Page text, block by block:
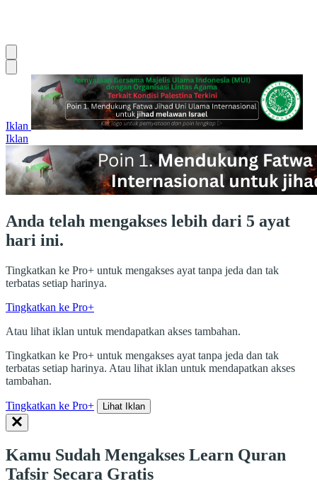
Iklan
Iklan
Anda telah mengakses lebih dari 5 ayat
hari ini.
Tingkatkan ke Pro+ untuk mengakses ayat tanpa jeda dan tak
terbatas setiap harinya.
Tingkatkan ke Pro+
Atau lihat iklan untuk mendapatkan akses tambahan.
Tingkatkan ke Pro+ untuk mengakses ayat tanpa jeda dan tak
terbatas setiap harinya. Atau lihat iklan untuk mendapatkan akses
tambahan.
Tingkatkan ke Pro+ Lihat Iklan
Kamu Sudah Mengakses Learn Quran
Tafsir Secara Gratis